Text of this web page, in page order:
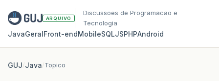
ARQUIVO
Discussoes de Programacao e
Tecnologia
JavaGeralFront‑endMobileSQLJSPHPAndroid
GUJ/Java/Topico